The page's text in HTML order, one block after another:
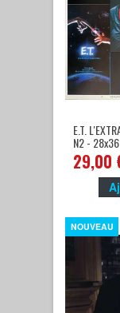
E.T.
N2 -
Steven
29,00
NOUVEAU